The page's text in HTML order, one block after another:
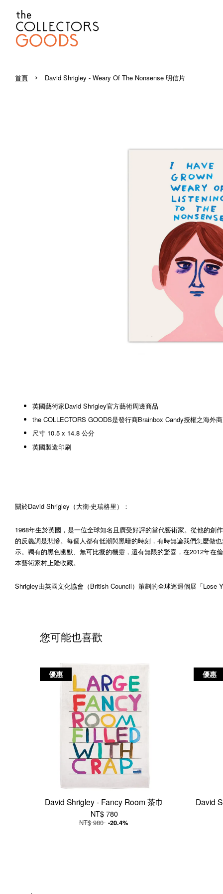
首頁 › David Shrigley - Weary Of The Nonsense 明信片
英國藝術家David Shrigley官方藝術周邊商品
the COLLECTORS GOODS是發行商Brainbox Candy授權之海外
尺寸 10.5 x 14.8 公分
英國製造印刷
關於David Shrigley（大衛‧史瑞格里）：
1968年生於英國，是一位全球知名且廣受好評的當代藝術家。從他的
的反義詞是悲慘。每個人都有低潮與黑暗的時刻，有時無論我們怎麼做
示。獨有的黑色幽默、無可比擬的機靈，還有無限的驚喜，在2012年
本藝術家村上隆收藏。
Shrigley由英國文化協會（British Council）策劃的全球巡迴個展「Lose
您可能也喜歡
優惠
David Shrigley - Fancy Room 茶巾
NT$ 780
NT$ 980 -20.4%
優惠
David